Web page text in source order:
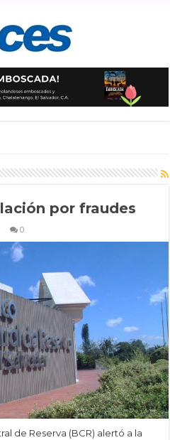
por fraudes
0
de Reserva (BCR) alertó a la